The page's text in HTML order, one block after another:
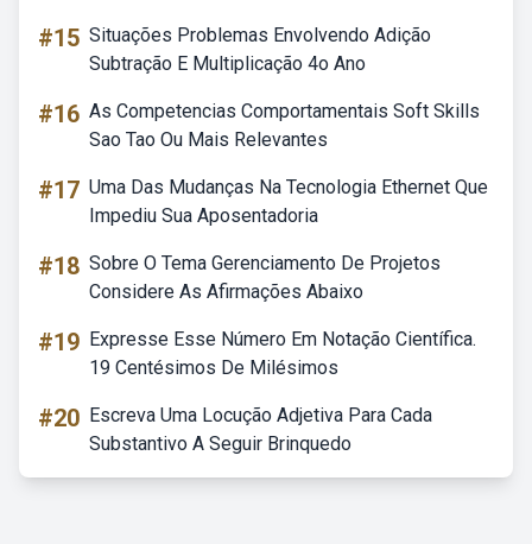
#15 Situações Problemas Envolvendo Adição
Subtração E Multiplicação 4o Ano
#16 As Competencias Comportamentais Soft Skills
Sao Tao Ou Mais Relevantes
#17 Uma Das Mudanças Na Tecnologia Ethernet Que
Impediu Sua Aposentadoria
#18 Sobre O Tema Gerenciamento De Projetos
Considere As Afirmações Abaixo
#19 Expresse Esse Número Em Notação Científica.
19 Centésimos De Milésimos
#20 Escreva Uma Locução Adjetiva Para Cada
Substantivo A Seguir Brinquedo